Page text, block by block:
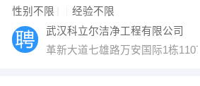
出纳
编辑
性别不限 经验不限
武汉科立尔洁净工程有限公司
革新大道七雄路万安国际1栋1107